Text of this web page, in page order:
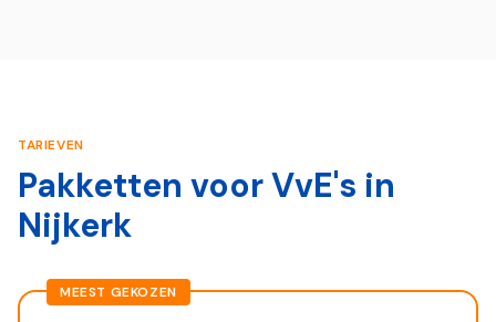
TARIEVEN
Pakketten voor VvE's in
Nijkerk
MEEST GEKOZEN